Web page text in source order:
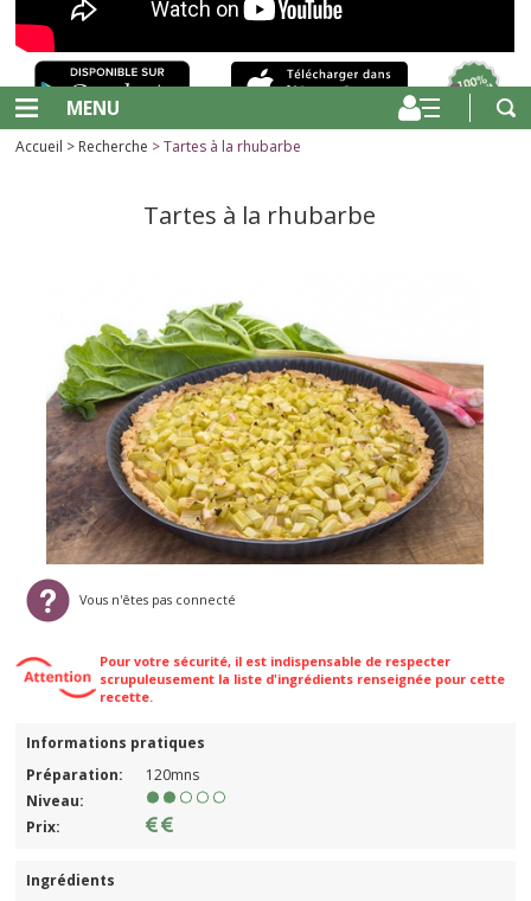
MENU
Accueil > Recherche > Tartes à la rhubarbe
Tartes à la rhubarbe
Vous n'êtes pas connecté
Pour votre sécurité, il est indispensable de respecter
scrupuleusement la liste d'ingrédients renseignée pour cette
recette.
Informations pratiques
Préparation:
120mns
Niveau:
Prix:
Ingrédients